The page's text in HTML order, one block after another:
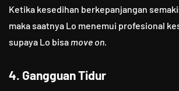
Ketika kesedihan berkepanjangan
maka saatnya Lo menemui profesional
supaya Lo bisa move on.
4. Gangguan Tidur